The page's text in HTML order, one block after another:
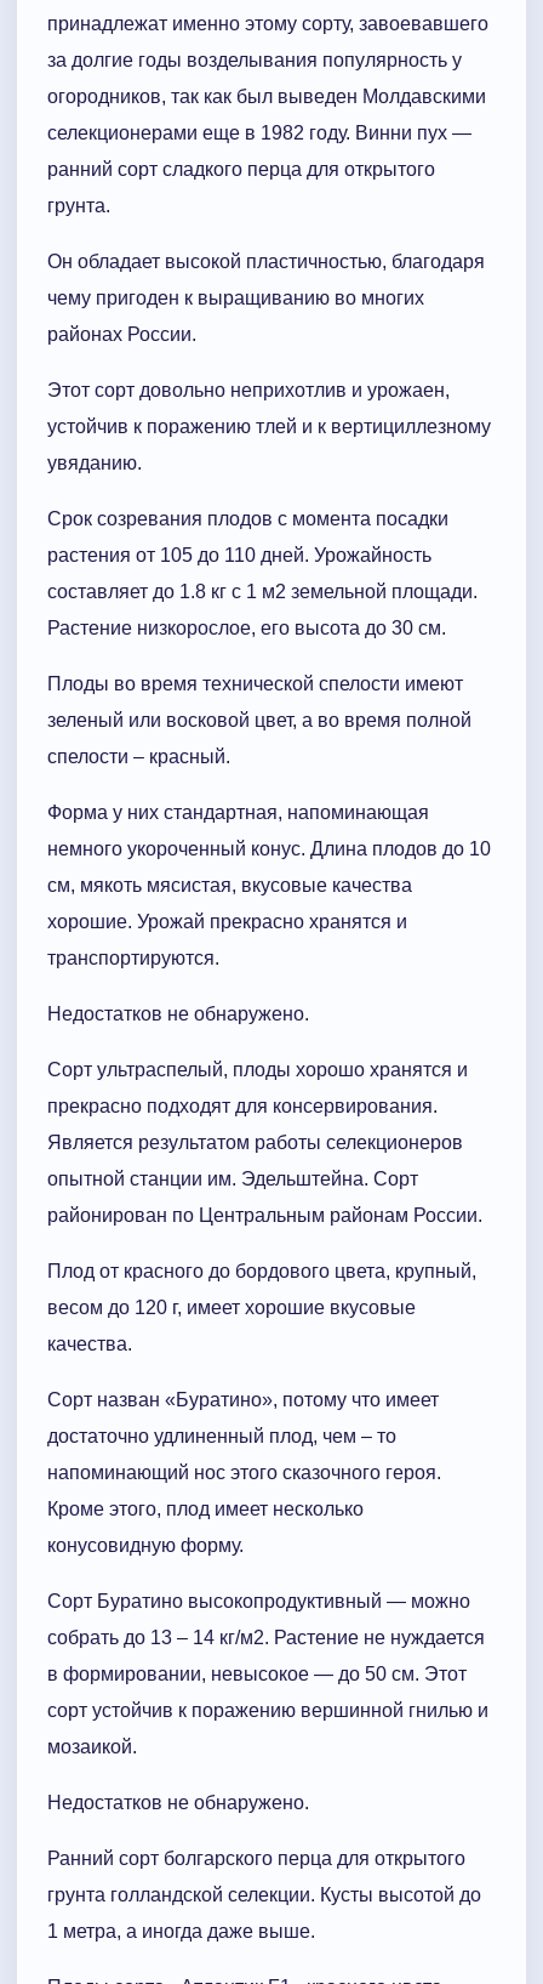
принадлежат именно этому сорту, завоевавшего
за долгие годы возделывания популярность у
огородников, так как был выведен Молдавскими
селекционерами еще в 1982 году. Винни пух —
ранний сорт сладкого перца для открытого
грунта.
Он обладает высокой пластичностью, благодаря
чему пригоден к выращиванию во многих
районах России.
Этот сорт довольно неприхотлив и урожаен,
устойчив к поражению тлей и к вертициллезному
увяданию.
Срок созревания плодов с момента посадки
растения от 105 до 110 дней. Урожайность
составляет до 1.8 кг с 1 м2 земельной площади.
Растение низкорослое, его высота до 30 см.
Плоды во время технической спелости имеют
зеленый или восковой цвет, а во время полной
спелости – красный.
Форма у них стандартная, напоминающая
немного укороченный конус. Длина плодов до 10
см, мякоть мясистая, вкусовые качества
хорошие. Урожай прекрасно хранятся и
транспортируются.
Недостатков не обнаружено.
Сорт ультраспелый, плоды хорошо хранятся и
прекрасно подходят для консервирования.
Является результатом работы селекционеров
опытной станции им. Эдельштейна. Сорт
районирован по Центральным районам России.
Плод от красного до бордового цвета, крупный,
весом до 120 г, имеет хорошие вкусовые
качества.
Сорт назван «Буратино», потому что имеет
достаточно удлиненный плод, чем – то
напоминающий нос этого сказочного героя.
Кроме этого, плод имеет несколько
конусовидную форму.
Сорт Буратино высокопродуктивный — можно
собрать до 13 – 14 кг/м2. Растение не нуждается
в формировании, невысокое — до 50 см. Этот
сорт устойчив к поражению вершинной гнилью и
мозаикой.
Недостатков не обнаружено.
Ранний сорт болгарского перца для открытого
грунта голландской селекции. Кусты высотой до
1 метра, а иногда даже выше.